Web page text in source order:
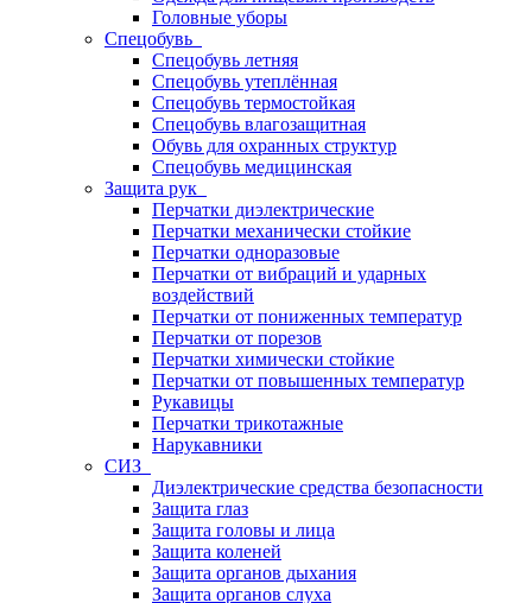
Головные уборы
Спецобувь
Спецобувь летняя
Спецобувь утеплённая
Спецобувь термостойкая
Спецобувь влагозащитная
Обувь для охранных структур
Спецобувь медицинская
Защита рук
Перчатки диэлектрические
Перчатки механически стойкие
Перчатки одноразовые
Перчатки от вибраций и ударных
воздействий
Перчатки от пониженных температур
Перчатки от порезов
Перчатки химически стойкие
Перчатки от повышенных температур
Рукавицы
Перчатки трикотажные
Нарукавники
СИЗ
Диэлектрические средства безопасности
Защита глаз
Защита головы и лица
Защита коленей
Защита органов дыхания
Защита органов слуха